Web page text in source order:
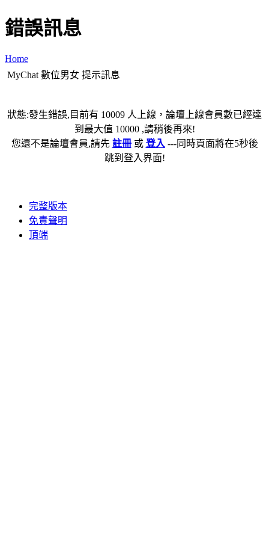
錯誤訊息
Home
MyChat 數位男女 提示訊息
狀態:發生錯誤,目前有 10009 人上線，論壇上線會員數已經達
到最大值 10000 ,請稍後再來!
您還不是論壇會員,請先 註冊或 登入 ---同時頁面將在5秒後
跳到登入界面!
完整版本
免責聲明
頂端